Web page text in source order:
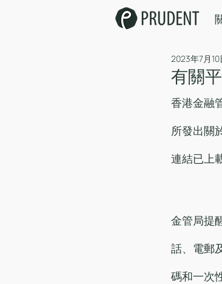
有關
2023年7月10
香港金融
所發出關
連結已上
金管局提
話、電郵
碼和一次